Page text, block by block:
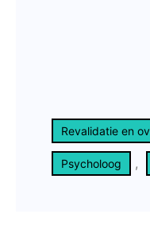
Revalidatie en
Psycholoog ,